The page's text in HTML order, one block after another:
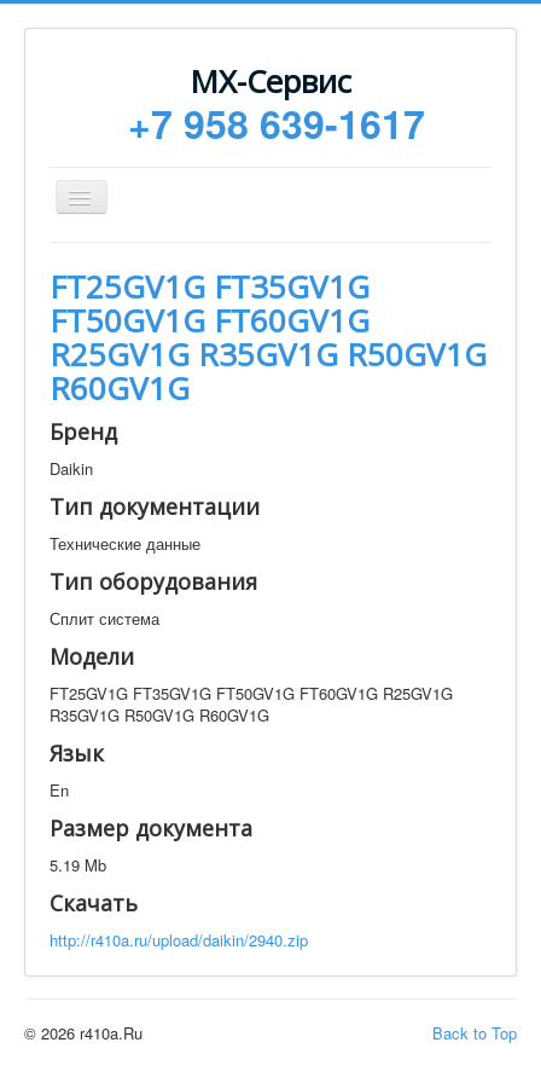
МХ-Сервис
+7 958 639-1617
Toggle
Navigation
Монтаж
Сервисное обслуживание
Техническая документация
Статьи
Новости
Контакты
Техническая документация
FT25GV1G FT35GV1G FT50GV1G FT60GV1G R25GV1G
R35GV1G R50GV1G R60GV1G
Искать
Производитель
Элементов на страницу
FT25GV1G FT35GV1G
FT50GV1G FT60GV1G
R25GV1G R35GV1G R50GV1G
R60GV1G
Бренд
Daikin
Тип документации
Технические данные
Тип оборудования
Сплит система
Модели
FT25GV1G FT35GV1G FT50GV1G FT60GV1G R25GV1G
R35GV1G R50GV1G R60GV1G
Язык
En
Размер документа
5.19 Mb
Скачать
http://r410a.ru/upload/daikin/2940.zip
Back to Top
© 2026 r410a.Ru